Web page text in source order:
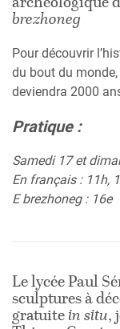
brezhoneg
Pour découvrir
du bout du
deviendra 2000
Pratique :
Samedi 17 et
En français : 11h,
E brezhoneg : 16e
Le lycée Paul
sculptures à
gratuitein situ,